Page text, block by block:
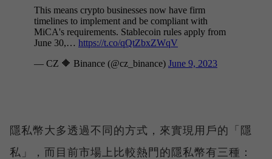
隱私幣大多透過不同的方式，來實現用戶的「隱
私」，而目前市場上比較熱門的隱私幣有三種：